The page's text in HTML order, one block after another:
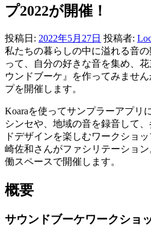
プ2022が開催！
投稿日: 2022年5月27日 投稿者:
私たちの暮らしの中に溢れる音
って、自分の好きな音を集め、
ウンドブーケ』を作ってみませ
プを開催します。
Koaraを使ってサンプラーアプリ
シンセや、地域の音を録音して
ドデザインを楽しむワークショ
崎佐和さんがファシリテーショ
働スペースで開催します。
概要
サウンドブーケワークショ